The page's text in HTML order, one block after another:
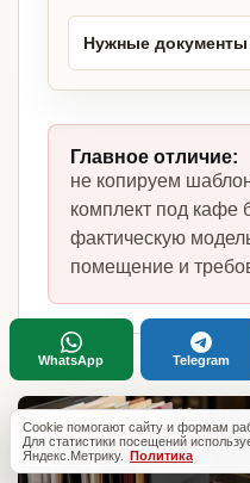
Нужные документы
Главное отличие:
не копируем
комплект под кафе
фактическую
помещение и
Cookie помогают сайту и формам
Для статистики посещений
Яндекс.Метрику. Политика
WhatsApp Telegram